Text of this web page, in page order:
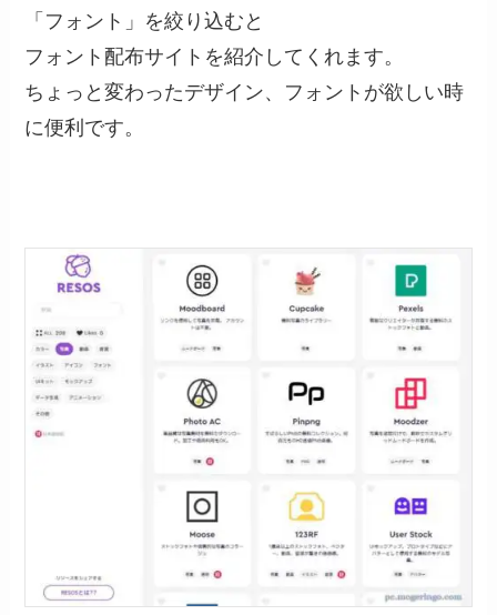
「フォント」を絞り込むと
フォント配布サイトを紹介してくれます。
ちょっと変わったデザイン、フォントが欲しい時
に便利です。